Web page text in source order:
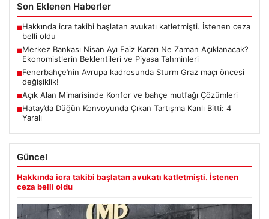
Son Eklenen Haberler
■Hakkında icra takibi başlatan avukatı katletmişti. İstenen ceza
belli oldu
■Merkez Bankası Nisan Ayı Faiz Kararı Ne Zaman Açıklanacak?
Ekonomistlerin Beklentileri ve Piyasa Tahminleri
■Fenerbahçe’nin Avrupa kadrosunda Sturm Graz maçı öncesi
değişiklik!
■Açık Alan Mimarisinde Konfor ve bahçe mutfağı Çözümleri
■Hatay’da Düğün Konvoyunda Çıkan Tartışma Kanlı Bitti: 4
Yaralı
Güncel
Hakkında icra takibi başlatan avukatı katletmişti. İstenen
ceza belli oldu